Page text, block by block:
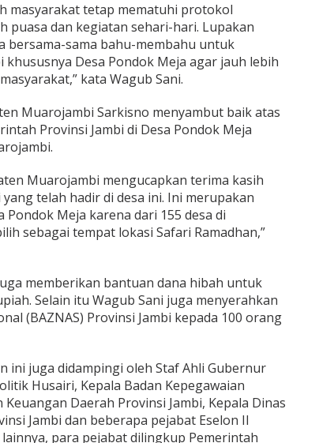
masyarakat tetap mematuhi protokol
puasa dan kegiatan sehari-hari. Lupakan
bersama-sama bahu-membahu untuk
Desa Pondok Meja agar jauh lebih
kata Wagub Sani.
Muarojambi Sarkisno menyambut baik atas
Provinsi Jambi di Desa Pondok Meja
Muarojambi mengucapkan terima kasih
telah hadir di desa ini. Ini merupakan
Meja karena dari 155 desa di
sebagai tempat lokasi Safari Ramadhan,”
memberikan bantuan dana hibah untuk
Selain itu Wagub Sani juga menyerahkan
(BAZNAS) Provinsi Jambi kepada 100 orang
ini juga didampingi oleh Staf Ahli Gubernur
Husairi, Kepala Badan Kepegawaian
Daerah Provinsi Jambi, Kepala Dinas
Jambi dan beberapa pejabat Eselon II
para pejabat dilingkup Pemerintah